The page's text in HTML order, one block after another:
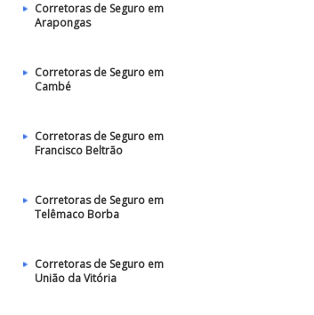
Corretoras de Seguro em
Arapongas
Corretoras de Seguro em
Cambé
Corretoras de Seguro em
Francisco Beltrão
Corretoras de Seguro em
Telêmaco Borba
Corretoras de Seguro em
União da Vitória